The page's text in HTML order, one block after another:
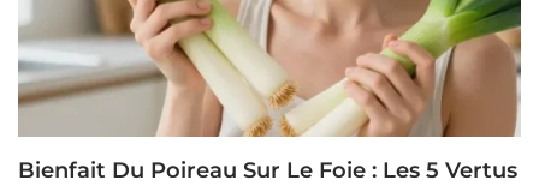
Bienfait Du Poireau Sur Le Foie : Les 5 Vertus